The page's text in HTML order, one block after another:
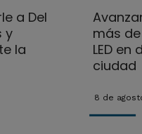
a Del
y
la
más
LED
ciudad
8 de